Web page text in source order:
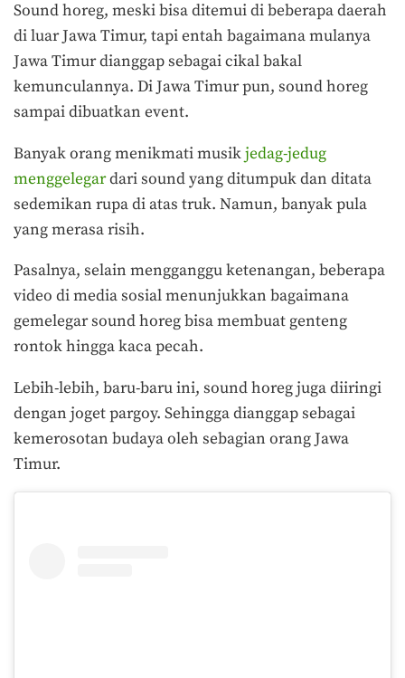
Sound horeg, meski bisa ditemui di beberapa daerah
di luar Jawa Timur, tapi entah bagaimana mulanya
Jawa Timur dianggap sebagai cikal bakal
kemunculannya. Di Jawa Timur pun, sound horeg
sampai dibuatkan event.
Banyak orang menikmati musikjedag-jedug
menggelegardari sound yang ditumpuk dan ditata
sedemikan rupa di atas truk. Namun, banyak pula
yang merasa risih.
Pasalnya, selain mengganggu ketenangan, beberapa
video di media sosial menunjukkan bagaimana
gemelegar sound horeg bisa membuat genteng
rontok hingga kaca pecah.
Lebih-lebih, baru-baru ini, sound horeg juga diiringi
dengan joget pargoy. Sehingga dianggap sebagai
kemerosotan budaya oleh sebagian orang Jawa
Timur.